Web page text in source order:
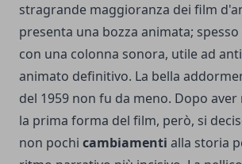
stragrande maggioranza dei film
presenta una bozza animata;
con una colonna sonora, utile ad
animato definitivo. La bella
del 1959 non fu da meno. Dopo
la prima forma del film, però, si
non pochi cambiamenti alla storia